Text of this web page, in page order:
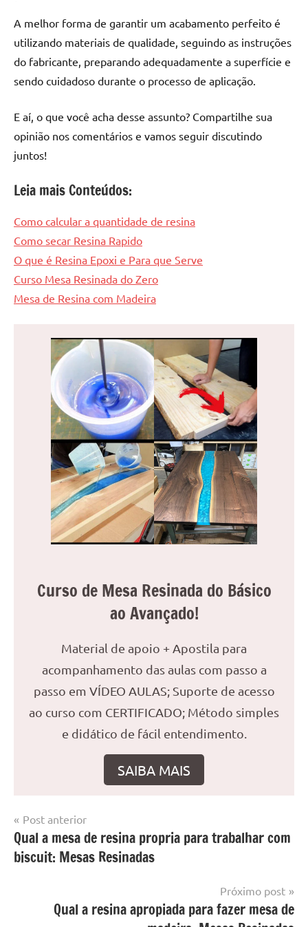
A melhor forma de garantir um acabamento perfeito é
utilizando materiais de qualidade, seguindo as instruções
do fabricante, preparando adequadamente a superfície e
sendo cuidadoso durante o processo de aplicação.
E aí, o que você acha desse assunto? Compartilhe sua
opinião nos comentários e vamos seguir discutindo
juntos!
Leia mais Conteúdos:
Como calcular a quantidade de resina
Como secar Resina Rapido
O que é Resina Epoxi e Para que Serve
Curso Mesa Resinada do Zero
Mesa de Resina com Madeira
Curso de Mesa Resinada do Básico
ao Avançado!
Material de apoio + Apostila para
acompanhamento das aulas com passo a
passo em VÍDEO AULAS; Suporte de acesso
ao curso com CERTIFICADO; Método simples
e didático de fácil entendimento.
SAIBA MAIS
Marcado
com
mesa
Mesa
resinada
Navegação
de
Post
Post anterior
Qual a mesa de resina propria para trabalhar com
biscuit: Mesas Resinadas
Próximo post
Qual a resina apropiada para fazer mesa de